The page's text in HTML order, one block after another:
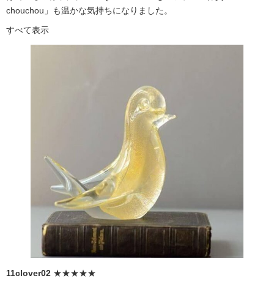
chouchou」も温かな気持ちになりました。
すべて表示
11clover02 ★★★★★